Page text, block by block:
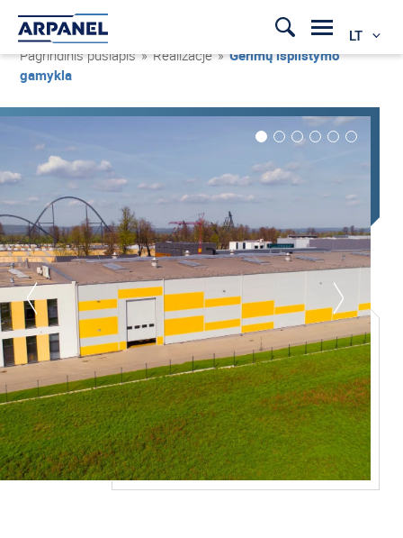
LT
Pagrindinis puslapis » Realizacje »Gėrimų išpilstymo
gamykla